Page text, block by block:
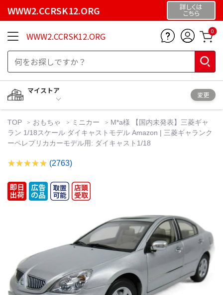
WWW2.CCRSK12.ORG 詳しくは
こちら
WWW2.CCRSK12.ORG 0
マイストア
変更
TOP おもちゃ ミニカー
M*a様 【国内未発表】三菱ギャ
ラン 1/18スケール ダイキャストモデル Amazon | 三菱ギャランク
ーペレプリカカーモデル用: ダイキャスト1/18
(2763)